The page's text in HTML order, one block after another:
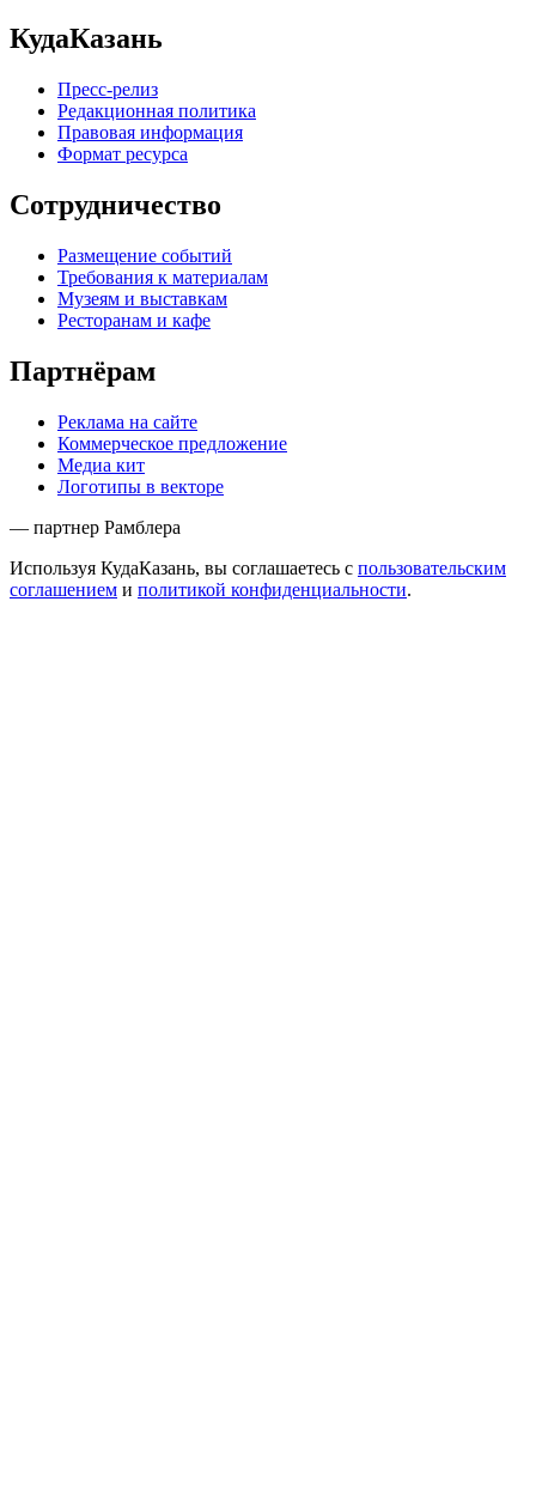
КудаКазань
Пресс-релиз
Редакционная политика
Правовая информация
Формат ресурса
Сотрудничество
Размещение событий
Требования к материалам
Музеям и выставкам
Ресторанам и кафе
Партнёрам
Реклама на сайте
Коммерческое предложение
Медиа кит
Логотипы в векторе
— партнер Рамблера
Используя КудаКазань, вы соглашаетесь с пользовательским
соглашением и политикой конфиденциальности.